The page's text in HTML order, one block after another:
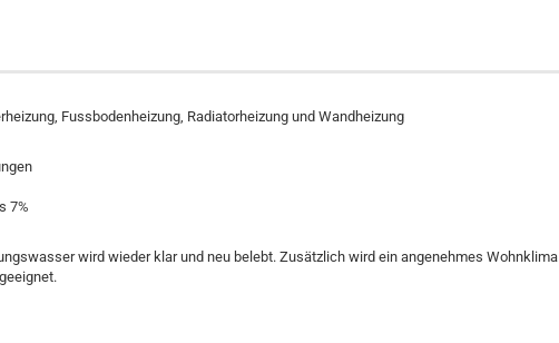
Fussbodenheizung, Radiatorheizung und Wandheizung
7%
wird wieder klar und neu belebt. Zusätzlich wird ein angenehmes Wohnklima